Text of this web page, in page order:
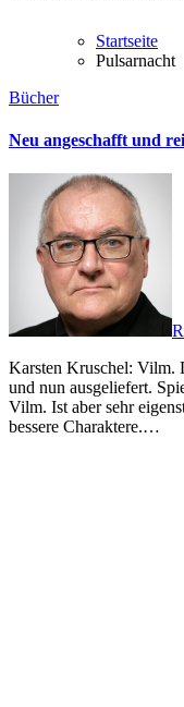
Startseite
Pulsarnacht
Bücher
Neu angeschafft und
Karsten Kruschel: Vilm. Das Dickicht. Wurdack Verlag Vorbestellt
und nun ausgeliefert.
Vilm. Ist aber sehr
bessere Charaktere.…